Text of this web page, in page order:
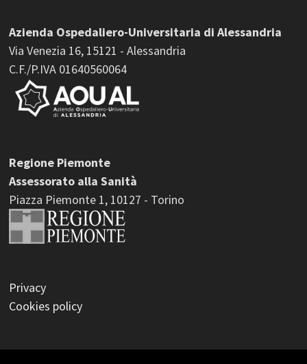
Azienda Ospedaliero-Universitaria di Alessandria
Via Venezia 16, 15121 - Alessandria
C.F./P.IVA 01640560064
Regione Piemonte
Assessorato alla Sanità
Piazza Piemonte 1, 10127 - Torino
Privacy
Cookies policy